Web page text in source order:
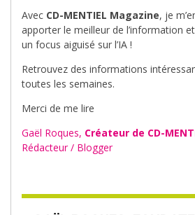
Avec CD-MENTIEL Magazine, je
apporter le meilleur de l’information
un focus aiguisé sur l’IA !
Retrouvez des informations
toutes les semaines.
Merci de me lire
Gaël Roques, Créateur de CD-
Rédacteur / Blogger